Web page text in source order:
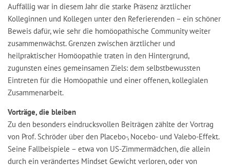
Auffällig war in diesem Jahr die starke Präsenz ärztlicher
Kolleginnen und Kollegen unter den Referierenden – ein schöner
Beweis dafür, wie sehr die homöopathische Community weiter
zusammenwächst. Grenzen zwischen ärztlicher und
heilpraktischer Homöopathie traten in den Hintergrund,
zugunsten eines gemeinsamen Ziels: dem selbstbewussten
Eintreten für die Homöopathie und einer offenen, kollegialen
Zusammenarbeit.
Vorträge, die bleiben
Zu den besonders eindrucksvollen Beiträgen zählte der Vortrag
von Prof. Schröder über den Placebo-, Nocebo- und Valebo-Effekt.
Seine Fallbeispiele – etwa von US-Zimmermädchen, die allein
durch ein verändertes Mindset Gewicht verloren, oder von